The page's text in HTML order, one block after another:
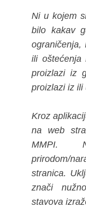
Ni u kojem
bilo kakav
ograničenja,
ili oštećenja
proizlazi iz
proizlazi iz ili
Kroz
na web
MMPI.
prirodom/
stranica.
znači
stavova